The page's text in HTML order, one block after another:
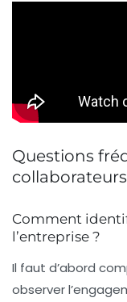
Questions
Comment
l’entreprise ?
Il faut d’abord
observer